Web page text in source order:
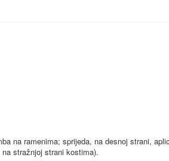
na ramenima; sprijeda, na desnoj strani,
stražnjoj strani kostima).